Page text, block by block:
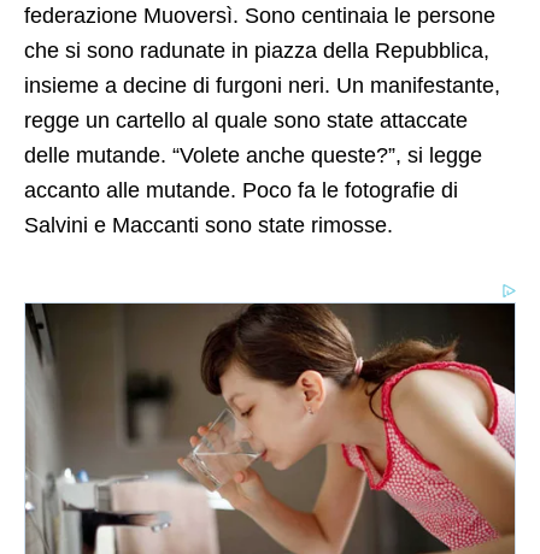
federazione Muoversì. Sono centinaia le persone
che si sono radunate in piazza della Repubblica,
insieme a decine di furgoni neri. Un manifestante,
regge un cartello al quale sono state attaccate
delle mutande. “Volete anche queste?”, si legge
accanto alle mutande. Poco fa le fotografie di
Salvini e Maccanti sono state rimosse.